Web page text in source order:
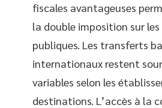
fiscales avantageuses
la double imposition sur
publiques. Les transferts
internationaux restent
variables selon les
destinations. L’accès à la